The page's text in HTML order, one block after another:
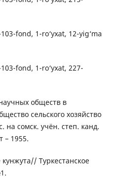
fond, 1-ro‘yxat, 12-yig‘ma
fond, 1-ro‘yxat, 227-
обществ в
сельского хозяйство
на сомск. учён. степ. канд.
– 1955.
Туркестанское